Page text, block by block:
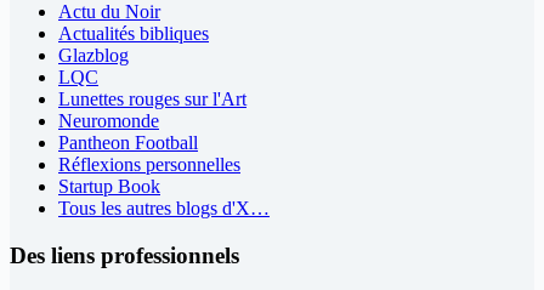
Actu du Noir
Actualités bibliques
Glazblog
LQC
Lunettes rouges sur l'Art
Neuromonde
Pantheon Football
Réflexions personnelles
Startup Book
Tous les autres blogs d'X…
Des liens professionnels